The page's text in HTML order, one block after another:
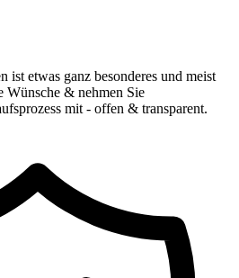
ist etwas ganz besonderes und meist
Wünsche & nehmen Sie
mit - offen & transparent.